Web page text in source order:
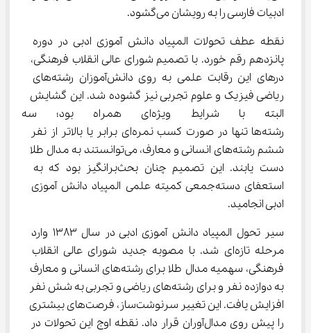
ادبیات فارسی را به رویشان می‌گشود.
نقطه عطف تحولات المپیاد دانش آموزی ادبی در دوره
پانزدهم رقم خورد. با تصمیم شورای عالی انقلاب فرهنگی،
درهای این رقابت علمی به روی دانش‌آموزان رشته‌های
ریاضی فیزیک و علوم تجربی نیز گشوده شد. این گشایش
البته با شرایط ویژه‌ای همراه
رشته‌ها تنها در صورت کسب نمره‌ای برابر یا بالاتر از نفر
ششم رشته‌های انسانی و معارف، می‌توانستند به مدال طلا
دست یابند. این تصمیم چنان بحث‌برانگیز بود که به
استعفای دسته‌جمعی کمیته علمی المپیاد دانش آموزی
ادبی انجامید.
سیر تحول المپیاد دانش آموزی ادبی در سال 1383 وارد
مرحله تازه‌ای شد. با مصوبه جدید شورای عالی انقلاب
فرهنگی، سهمیه مدال طلا برای رشته‌های انسانی و معارف
به دوازده نفر و برای رشته‌های ریاضی و تجربی به شش نفر
افزایش یافت. این تغییر سرنوشت‌ساز، فرصت‌های بیشتری
را پیش روی مدال‌آوران قرار داد. نقطه اوج این تحولات در